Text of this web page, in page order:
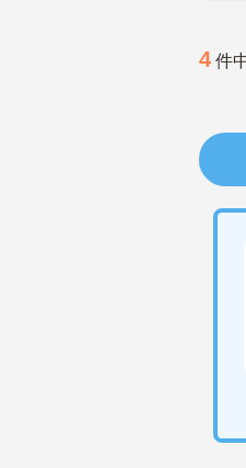
4 件